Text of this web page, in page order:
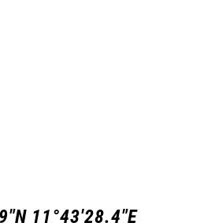
11°43'28.4"E